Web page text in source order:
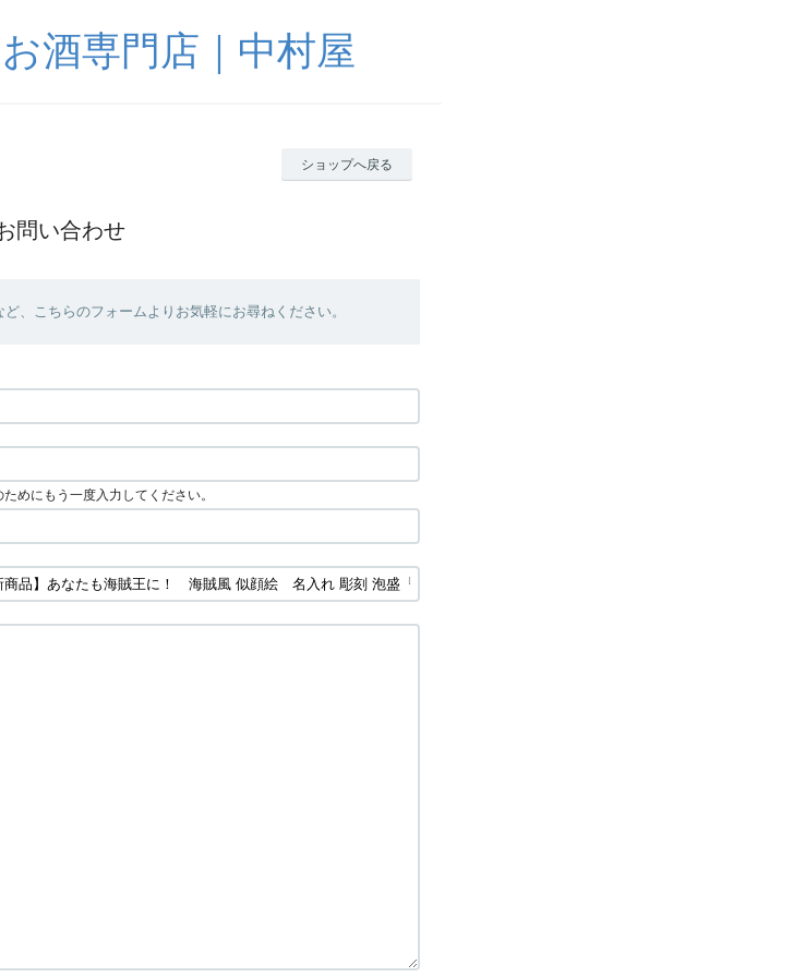
酒専門店｜中村屋
ショップへ戻る
問い合わせ
、こちらのフォームよりお気軽にお尋ねください。
めにもう一度入力してください。